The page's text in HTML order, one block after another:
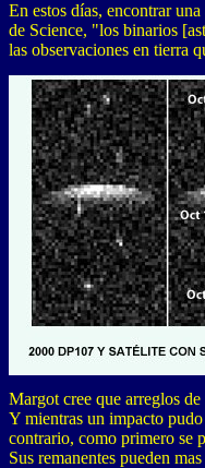
En estos días, encontrar
de Science, "los binarios
las observaciones en tierra
Margot cree que arreglos
Y mientras un impacto
contrario, como primero se
Sus remanentes pueden